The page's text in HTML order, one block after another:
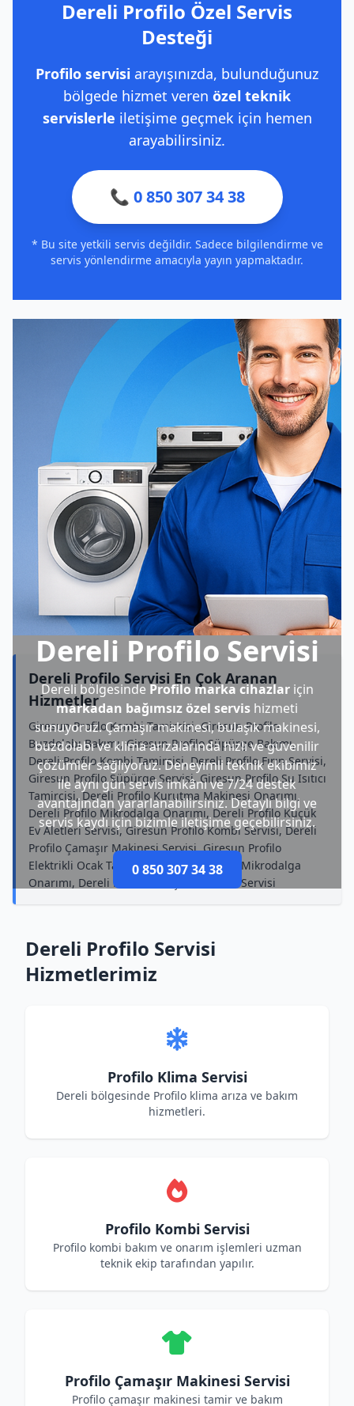
Dereli Profilo Özel Servis
Desteği
Profilo servisi arayışınızda, bulunduğunuz
bölgede hizmet veren özel teknik
servislerle iletişime geçmek için hemen
arayabilirsiniz.
📞 0 850 307 34 38
* Bu site yetkili servis değildir. Sadece bilgilendirme ve
servis yönlendirme amacıyla yayın yapmaktadır.
Dereli Profilo Servisi
Dereli bölgesinde Profilo marka cihazlariçin
markadan bağımsız özel servis hizmeti
sunuyoruz. Çamaşır makinesi, bulaşık makinesi,
buzdolabı ve klima arızalarında hızlı ve güvenilir
çözümler sağlıyoruz. Deneyimli teknik ekibimiz
ile aynı gün servis imkânı ve 7/24 destek
avantajından yararlanabilirsiniz. Detaylı bilgi ve
servis kaydı için bizimle iletişime geçebilirsiniz.
0 850 307 34 38
Dereli Profilo Servisi En Çok Aranan
Hizmetler
Giresun Profilo Kombi Tamircisi, Giresun Profilo
Buzdolabı Bakımı, Giresun Profilo Süpürge Bakımı,
Dereli Profilo Kombi Tamircisi, Dereli Profilo Fırın Servisi,
Giresun Profilo Süpürge Servisi, Giresun Profilo Su Isıtıcı
Tamircisi, Dereli Profilo Kurutma Makinesi Onarımı,
Dereli Profilo Mikrodalga Onarımı, Dereli Profilo Küçük
Ev Aletleri Servisi, Giresun Profilo Kombi Servisi, Dereli
Profilo Çamaşır Makinesi Servisi, Giresun Profilo
Elektrikli Ocak Tamircisi, Giresun Profilo Mikrodalga
Onarımı, Dereli Profilo Bulaşık Makinesi Servisi
Dereli Profilo Servisi
Hizmetlerimiz
Profilo Klima Servisi
Dereli bölgesinde Profilo klima arıza ve bakım
hizmetleri.
Profilo Kombi Servisi
Profilo kombi bakım ve onarım işlemleri uzman
teknik ekip tarafından yapılır.
Profilo Çamaşır Makinesi Servisi
Profilo çamaşır makinesi tamir ve bakım